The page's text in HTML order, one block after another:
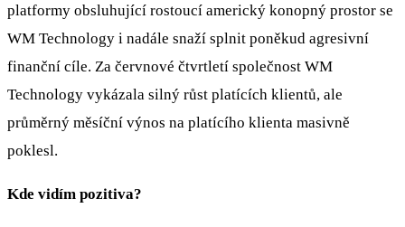
platformy obsluhující rostoucí americký konopný prostor se
WM Technology i nadále snaží splnit poněkud agresivní
finanční cíle. Za červnové čtvrtletí společnost WM
Technology vykázala silný růst platících klientů, ale
průměrný měsíční výnos na platícího klienta masivně
poklesl.
Kde vidím pozitiva?